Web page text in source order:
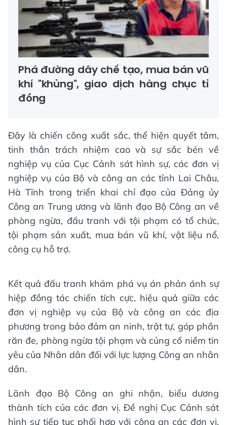
Phá đường dây chế tạo, mua bán vũ
khí "khủng", giao dịch hàng chục tỉ
đồng
Đây là chiến công xuất sắc, thể hiện quyết tâm,
tinh thần trách nhiệm cao và sự sắc bén về
nghiệp vụ của Cục Cảnh sát hình sự, các đơn vị
nghiệp vụ của Bộ và công an các tỉnh Lai Châu,
Hà Tĩnh trong triển khai chỉ đạo của Đảng ủy
Công an Trung ương và lãnh đạo Bộ Công an về
phòng ngừa, đấu tranh với tội phạm có tổ chức,
tội phạm sản xuất, mua bán vũ khí, vật liệu nổ,
công cụ hỗ trợ.
Kết quả đấu tranh khám phá vụ án phản ánh sự
hiệp đồng tác chiến tích cực, hiệu quả giữa các
đơn vị nghiệp vụ của Bộ và công an các địa
phương trong bảo đảm an ninh, trật tự, góp phần
răn đe, phòng ngừa tội phạm và củng cố niềm tin
yêu của Nhân dân đối với lực lượng Công an nhân
dân.
Lãnh đạo Bộ Công an ghi nhận, biểu dương
thành tích của các đơn vị. Đề nghị Cục Cảnh sát
hình sự tiếp tục phối hợp với công an các đơn vị,